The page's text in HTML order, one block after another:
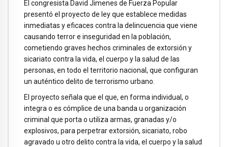
El congresista David Jimenes de Fuerza Popular
presentó el proyecto de ley que establece medidas
inmediatas y eficaces contra la delincuencia que viene
causando terror e inseguridad en la población,
cometiendo graves hechos criminales de extorsión y
sicariato contra la vida, el cuerpo y la salud de las
personas, en todo el territorio nacional, que configuran
un auténtico delito de terrorismo urbano.
El proyecto señala que el que, en forma individual, o
integra o es cómplice de una banda u organización
criminal que porta o utiliza armas, granadas y/o
explosivos, para perpetrar extorsión, sicariato, robo
agravado u otro delito contra la vida, el cuerpo y la salud